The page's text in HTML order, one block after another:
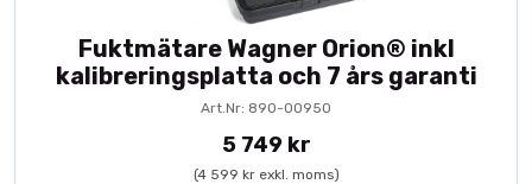
Fuktmätare Wagner Orion® inkl
kalibreringsplatta och 7 års garanti
Art.Nr: 890-00950
5 749 kr
(4 599 kr exkl. moms)